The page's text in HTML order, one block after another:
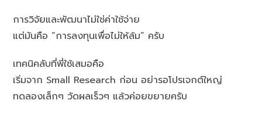
การวิจัยและพัฒนาไม่ใช่ค่าใช้จ่าย
แต่มันคือ “การลงทุนเพื่อไม่ให้ล้ม” ครับ
เทคนิคลับที่พี่ใช้เสมอคือ
เริ่มจาก Small Research ก่อน อย่ารอโปรเจกต์ใหญ่
ทดลองเล็กๆ วัดผลเร็วๆ แล้วค่อยขยายครับ